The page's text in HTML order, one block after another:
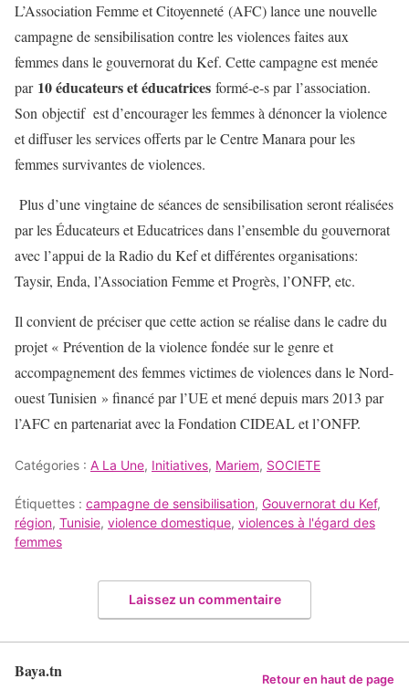
L’Association Femme et Citoyenneté (AFC) lance une nouvelle
campagne de sensibilisation contre les violences faites aux
femmes dans le gouvernorat du Kef. Cette campagne est menée
par 10 éducateurs et éducatrices formé-e-s par l’association.
Son objectif est d’encourager les femmes à dénoncer la violence
et diffuser les services offerts par le Centre Manara pour les
femmes survivantes de violences.
Plus d’une vingtaine de séances de sensibilisation seront réalisées
par les Éducateurs et Educatrices dans l’ensemble du gouvernorat
avec l’appui de la Radio du Kef et différentes organisations:
Taysir, Enda, l’Association Femme et Progrès, l’ONFP, etc.
Il convient de préciser que cette action se réalise dans le cadre du
projet « Prévention de la violence fondée sur le genre et
accompagnement des femmes victimes de violences dans le Nord-
ouest Tunisien » financé par l’UE et mené depuis mars 2013 par
l’AFC en partenariat avec la Fondation CIDEAL et l’ONFP.
Catégories : A La Une, Initiatives, Mariem, SOCIETE
Étiquettes : campagne de sensibilisation, Gouvernorat du Kef,
région, Tunisie, violence domestique, violences à l'égard des
femmes
Laissez un commentaire
Baya.tn Retour en haut de page